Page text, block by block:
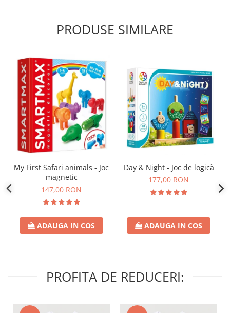
PRODUSE SIMILARE
My First Safari animals - Joc
magnetic
147,00 RON
ADAUGA IN COS
Day & Night - Joc de logică
177,00 RON
ADAUGA IN COS
PROFITA DE REDUCERI: